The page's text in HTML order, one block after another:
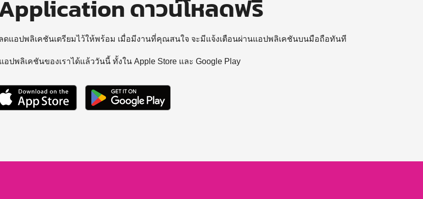
ดาวน์โหลดฟรี
ดแอปพลิเคชันเตรียมไว้ให้พร้อม เมื่อมีงานที่คุณสนใจ จะมีแจ้งเตือนผ่านแอปพลิเคชันบนมือถือทันที
แอปพลิเคชันของเราได้แล้ววันนี้ ทั้งใน Apple Store และ Google Play